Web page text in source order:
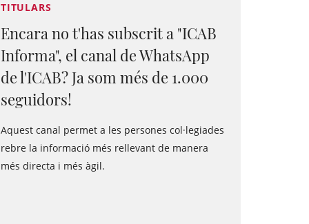
TITULARS
Encara no t'has subscrit a "ICAB
Informa", el canal de WhatsApp
de l'ICAB? Ja som més de 1.000
seguidors!
Aquest canal permet a les persones col·legiades
rebre la informació més rellevant de manera
més directa i més àgil.